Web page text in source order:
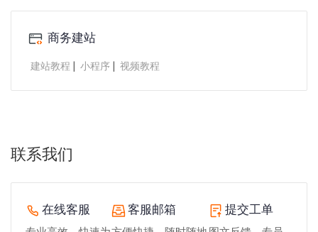
商务建站
建站教程 | 小程序 | 视频教程
联系我们
在线客服 客服邮箱 提交工单